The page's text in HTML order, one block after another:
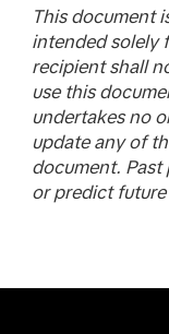
This document
intended solely
recipient shall
use this
undertakes no
update any of
document. Past
or predict